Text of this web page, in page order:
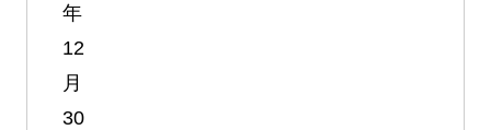
年
12
月
30